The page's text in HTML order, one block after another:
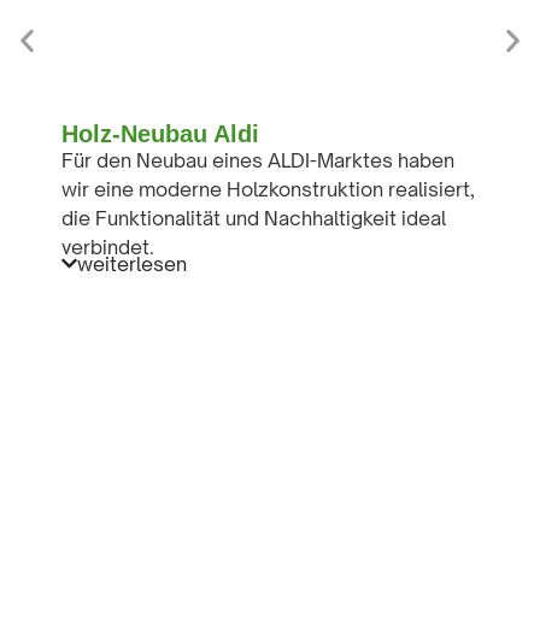
Holz-Neubau Aldi
Für den Neubau eines ALDI-Marktes haben
wir eine moderne Holzkonstruktion realisiert,
die Funktionalität und Nachhaltigkeit ideal
verbindet.
weiterlesen